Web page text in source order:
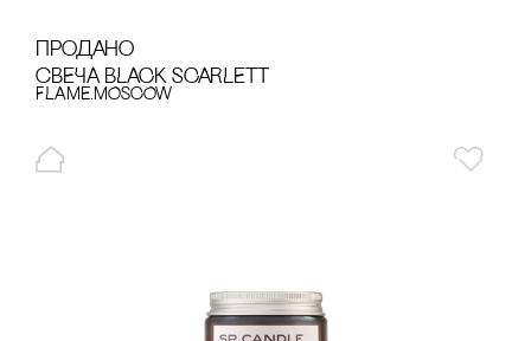
продано
сВЕЧА BLACK SCARLETT
FLAME.MOSCOW